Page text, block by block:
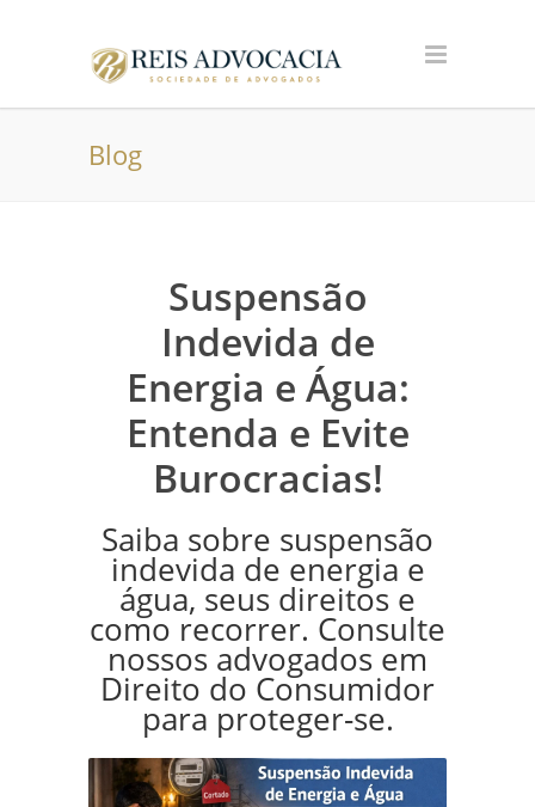
Blog
Suspensão
Indevida de
Energia e Água:
Entenda e Evite
Burocracias!
Saiba sobre suspensão
indevida de energia e
água, seus direitos e
como recorrer. Consulte
nossos advogados em
Direito do Consumidor
para proteger-se.